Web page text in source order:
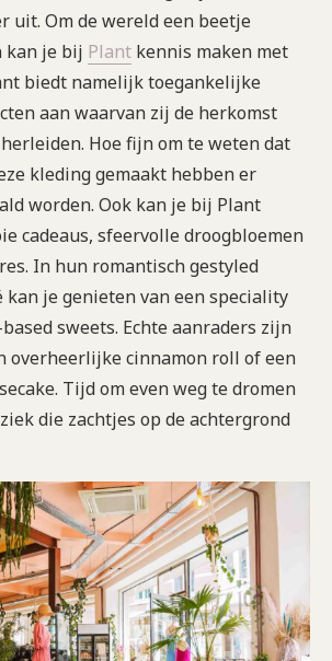
uit. Om de wereld een beetje
kan je bij Plant kennis maken met
biedt namelijk toegankelijke
aan waarvan zij de herkomst
Hoe fijn om te weten dat
kleding gemaakt hebben er
worden. Ook kan je bij Plant
cadeaus, sfeervolle droogbloemen
In hun romantisch gestyled
kan je genieten van een speciality
sweets. Echte aanraders zijn
overheerlijke cinnamon roll of een
Tijd om even weg te dromen
die zachtjes op de achtergrond